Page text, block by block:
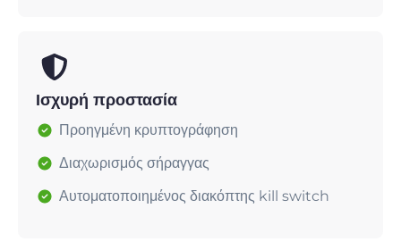
Ισχυρή προστασία
Προηγμένη κρυπτογράφηση
Διαχωρισμός σήραγγας
Αυτοματοποιημένος διακόπτης kill switch